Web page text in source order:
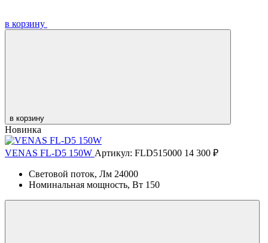
в корзину
в корзину
Новинка
VENAS FL-D5 150W Артикул: FLD515000 14 300 ₽
Световой поток, Лм 24000
Номинальная мощность, Вт 150